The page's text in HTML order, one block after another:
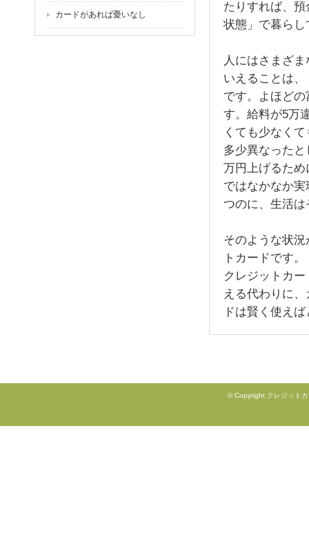
たりすれば、
状態」で暮ら
人にはさまざ
いえることは
です。よほど
す。給料が5万
くても少なく
多少異なった
万円上げるた
ではなかなか
つのに、生活
そのような状
トカードです。
クレジットカ
える代わりに
ドは賢く使え
カードがあれば憂いなし
© Copyright クレジット